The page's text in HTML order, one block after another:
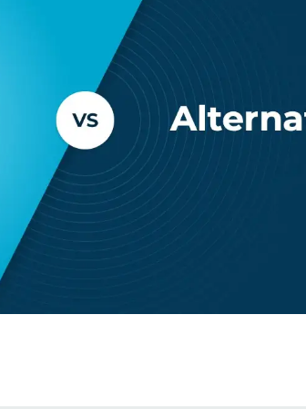
RUTA DEL PRODUCTO
MIRA UNA DEMO
MIRA UNA DEMO
MIRA UNA DEMO